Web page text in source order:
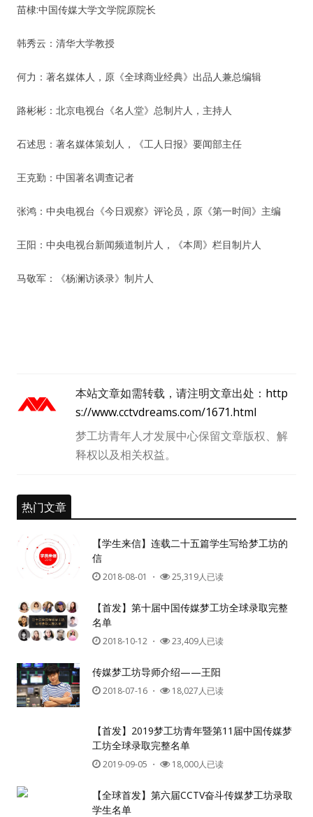
苗棣:中国传媒大学文学院原院长
韩秀云：清华大学教授
何力：著名媒体人，原《全球商业经典》出品人兼总编辑
路彬彬：北京电视台《名人堂》总制片人，主持人
石述思：著名媒体策划人，《工人日报》要闻部主任
王克勤：中国著名调查记者
张鸿：中央电视台《今日观察》评论员，原《第一时间》主编
王阳：中央电视台新闻频道制片人，《本周》栏目制片人
马敬军：《杨澜访谈录》制片人
本站文章如需转载，请注明文章出处： http
s://www.cctvdreams.com/1671.html
梦工坊青年人才发展中心保留文章版权、解
释权以及相关权益。
热门文章
【学生来信】连载二十五篇学生写给梦工坊的
信
2018-08-01 ・ 25,319人已读
【首发】第十届中国传媒梦工坊全球录取完整
名单
2018-10-12 ・ 23,409人已读
传媒梦工坊导师介绍——王阳
2018-07-16 ・ 18,027人已读
【首发】2019梦工坊青年暨第11届中国传媒梦
工坊全球录取完整名单
2019-09-05 ・ 18,000人已读
【全球首发】第六届CCTV奋斗传媒梦工坊录取
学生名单